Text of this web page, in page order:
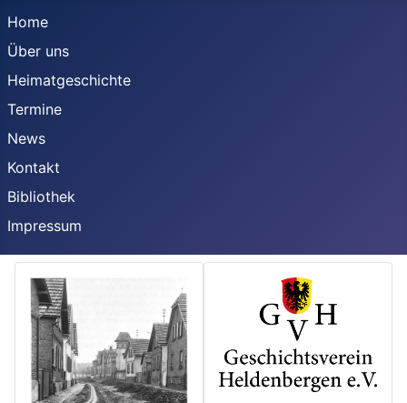
Home
Über uns
Heimatgeschichte
Termine
News
Kontakt
Bibliothek
Impressum